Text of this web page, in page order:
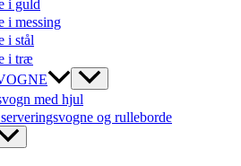
i guld
i messing
i stål
i træ
med hjul
og rulleborde